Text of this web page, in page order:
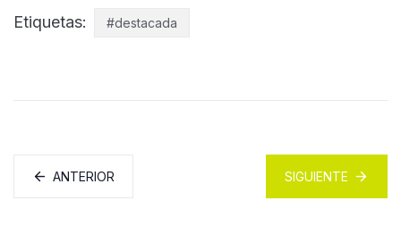
Etiquetas: #destacada
ANTERIOR SIGUIENTE